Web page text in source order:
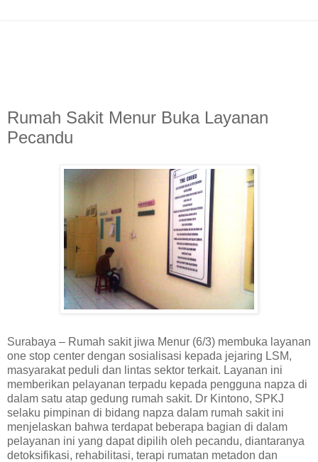
Rumah Sakit Menur Buka Layanan
Pecandu
Surabaya – Rumah sakit jiwa Menur (6/3) membuka layanan
one stop center dengan sosialisasi kepada jejaring LSM,
masyarakat peduli dan lintas sektor terkait. Layanan ini
memberikan pelayanan terpadu kepada pengguna napza di
dalam satu atap gedung rumah sakit. Dr Kintono, SPKJ
selaku pimpinan di bidang napza dalam rumah sakit ini
menjelaskan bahwa terdapat beberapa bagian di dalam
pelayanan ini yang dapat dipilih oleh pecandu, diantaranya
detoksifikasi, rehabilitasi, terapi rumatan metadon dan